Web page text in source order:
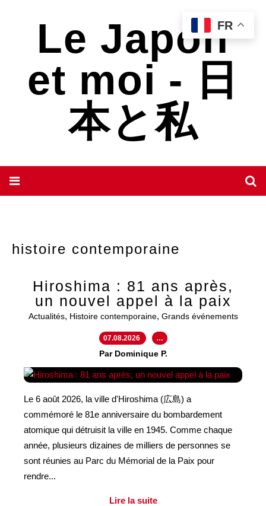
Le Japon
et moi - 日
本と私
histoire contemporaine
Hiroshima : 81 ans après,
un nouvel appel à la paix
Actualités, Histoire contemporaine, Grands événements
07.08.2026 …
Par Dominique P.
Le 6 août 2026, la ville d'Hiroshima (広島) a
commémoré le 81e anniversaire du bombardement
atomique qui détruisit la ville en 1945. Comme chaque
année, plusieurs dizaines de milliers de personnes se
sont réunies au Parc du Mémorial de la Paix pour
rendre...
Lire la suite
FR